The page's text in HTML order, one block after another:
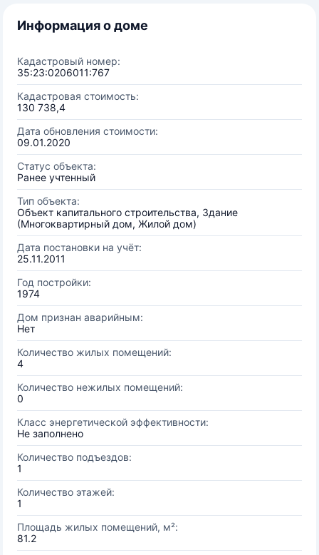
Информация о доме
Кадастровый номер:
35:23:0206011:767
Кадастровая стоимость:
130 738,4
Дата обновления стоимости:
09.01.2020
Статус объекта:
Ранее учтенный
Тип объекта:
Объект капитального строительства, Здание
(Многоквартирный дом, Жилой дом)
Дата постановки на учёт:
25.11.2011
Год постройки:
1974
Дом признан аварийным:
Нет
Количество жилых помещений:
4
Количество нежилых помещений:
0
Класс энергетической эффективности:
Не заполнено
Количество подъездов:
1
Количество этажей:
1
Площадь жилых помещений, м²:
81.2